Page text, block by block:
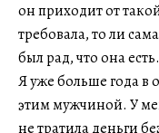
он приходит от
требовала, то ли
был рад, что она есть.
Я уже больше года в
этим мужчиной. У
не тратила деньги